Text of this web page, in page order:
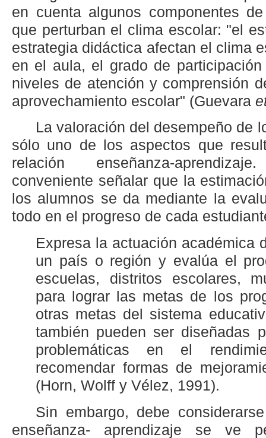
en cuenta algunos componentes
que perturban el clima escolar: "el
estrategia didáctica afectan el clima
en el aula, el grado de
niveles de atención y comprensión
aprovechamiento escolar" (Guevara
La valoración del desempeño de
sólo uno de los aspectos que
relación enseñanza-
conveniente señalar que la
los alumnos se da mediante la
todo en el progreso de cada
Expresa la actuación académica
un país o región y evalúa el
escuelas, distritos escolares,
para lograr las metas de los
otras metas del sistema
también pueden ser diseñadas
problemáticas en el
recomendar formas de
(Horn, Wolff y Vélez, 1991).
Sin embargo, debe
enseñanza- aprendizaje se ve